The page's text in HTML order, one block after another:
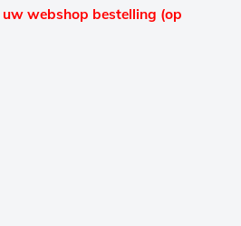
webshop bestelling (op